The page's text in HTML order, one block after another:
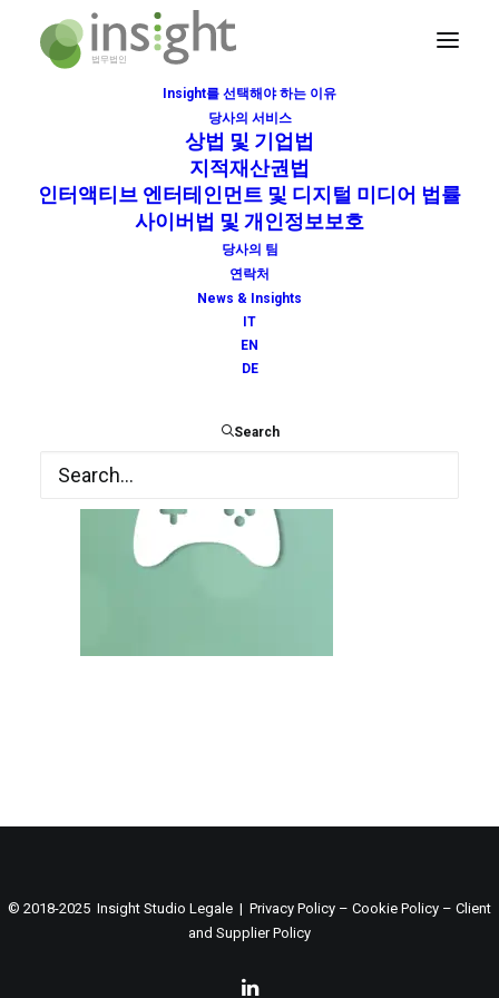
Insight를 선택해야 하는 이유
당사의 서비스
상법 및 기업법
지적재산권법
인터액티브 엔터테인먼트 및 디지털 미디어 법률
사이버법 및 개인정보보호
당사의 팀
연락처
News & Insights
IT
EN
DE
Search
인터액티브 엔터테인먼트 및 디지털 미디어 법률
인터액티브 엔터테인먼트 및 디지털 미디어 법률
© 2018-2025 Insight Studio Legale | Privacy Policy – Cookie Policy – Client
and Supplier Policy